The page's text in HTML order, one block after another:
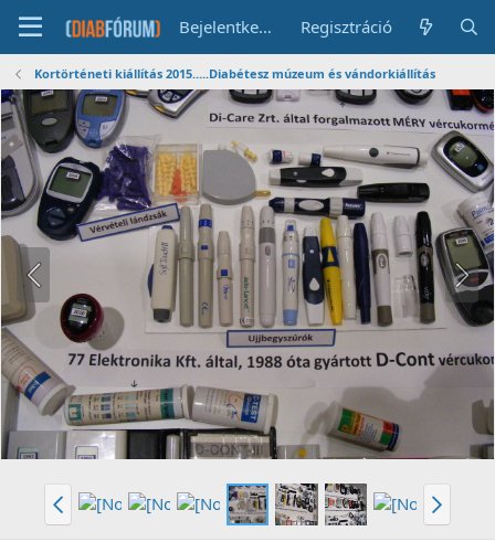
Bejelentkezés Regisztráció
Kortörténeti kiállítás 2015.....Diabétesz múzeum és vándorkiállítás